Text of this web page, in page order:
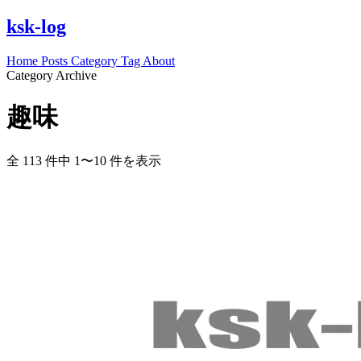
ksk-log
Home Posts Category Tag About
Category Archive
趣味
全 113 件中 1〜10 件を表示